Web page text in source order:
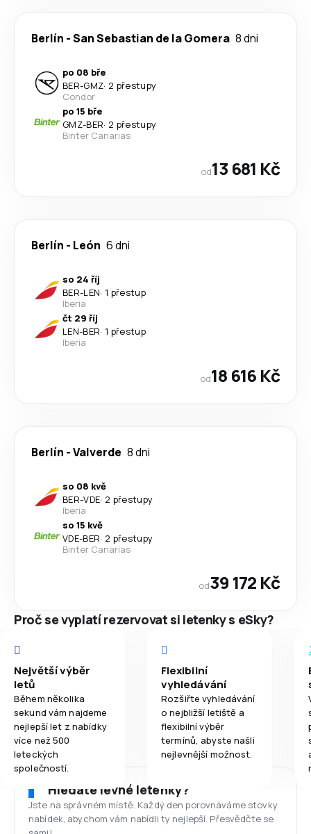
Berlín -San Sebastian de la Gomera 8 dni
po 08 bře
BER-GMZ· 2 přestupy
Condor
po 15 bře
GMZ-BER· 2 přestupy
Binter Canarias
od13 681 Kč
Berlín - León 6 dni
so 24 říj
BER-LEN· 1 přestup
Iberia
čt 29 říj
LEN-BER· 1 přestup
Iberia
od18 616 Kč
Berlín -Valverde 8 dni
so 08 kvě
BER-VDE· 2 přestupy
Iberia
so 15 kvě
VDE-BER· 2 přestupy
Binter Canarias
od39 172 Kč
Proč se vyplatí rezervovat si letenky s eSky?
Největší výběr
letů
Během několika
sekund vám najdeme
nejlepší let z nabídky
více než 500
leteckých
společností.
Flexibilní
vyhledávání
Rozšiřte vyhledávání
o nejbližší letiště a
flexibilní výběr
termínů, abyste našli
nejlevnější možnost.
Hledáte levné letenky?
Jste na správném místě. Každý den porovnáváme stovky
nabídek, abychom vám nabídli ty nejlepší. Přesvědčte se